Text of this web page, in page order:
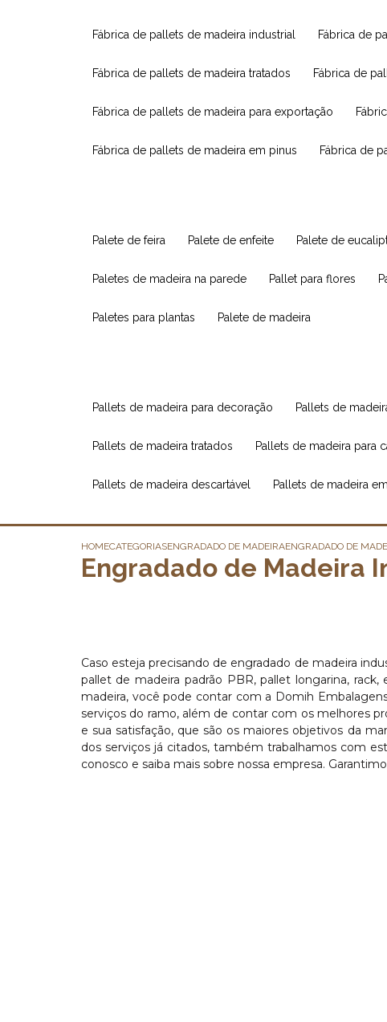
fábrica de pallets de madeira industrial fábrica de
fábrica de pallets de madeira tratados fábrica de
fábrica de pallets de madeira para exportação
fábrica de pallets de madeira em pinus fábrica de
palete de feira palete de enfeite palete de
paletes de madeira na parede pallet para flores
paletes para plantas palete de madeira
pallets de madeira para decoração pallets de
pallets de madeira tratados pallets de madeira para
pallets de madeira descartável pallets de madeira
HOMECATEGORIASENGRADADO DE MADEIRAENGRADADO DE
Engradado de Madeira
Caso esteja precisando de engradado de madeira
pallet de madeira padrão PBR, pallet longarina,
madeira, você pode contar com a Domih
serviços do ramo, além de contar com os melhores
e sua satisfação, que são os maiores objetivos da
dos serviços já citados, também trabalhamos com
conosco e saiba mais sobre nossa empresa.